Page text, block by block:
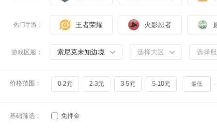
热门手游： 王者荣耀 火影忍者
游戏区服： 索尼克未知边境 选择大区 选择
价格范围： 0-2元 2-3元 3-5元 5-10元 -
基础筛选： 免押金